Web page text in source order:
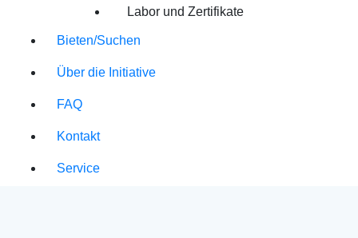
Labor und Zertifikate
Bieten/Suchen
Über die Initiative
FAQ
Kontakt
Service